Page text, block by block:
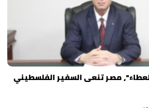
مصر تنعى السفير الفلسطيني